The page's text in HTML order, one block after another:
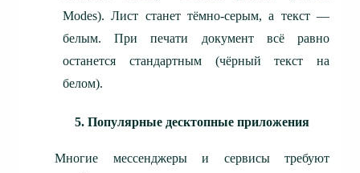
Modes). Лист станет тёмно-серым, а текст —
белым. При печати документ всё равно
останется стандартным (чёрный текст на
белом).
5. Популярные десктопные приложения
Многие мессенджеры и сервисы требуют